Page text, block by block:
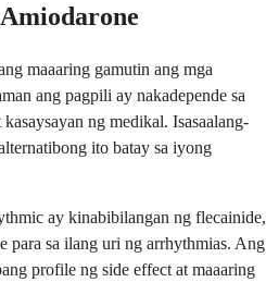
maaaring gamutin ang mga
ang pagpili ay nakadepende sa
ng medikal. Isasaalang-
ito batay sa iyong
ay kinabibilangan ng flecainide,
para sa ilang uri ng arrhythmias. Ang
profile ng side effect at maaaring